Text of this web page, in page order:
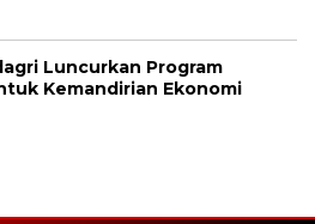
Luncurkan Program
Kemandirian Ekonomi